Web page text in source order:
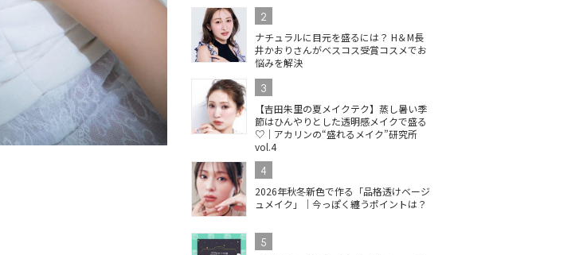
2
ナチュラルに目元を盛るには？ H＆M長
井かおりさんがベスコス受賞コスメでお
悩みを解決
3
【吉田朱里の夏メイクテク】蒸し暑い季
節はひんやりとした透明感メイクで盛る
♡｜アカリンの“盛れるメイク”研究所
vol.4
4
2026年秋冬新色で作る「品格透けベージ
ュメイク」｜今っぽく纏うポイントは？
5